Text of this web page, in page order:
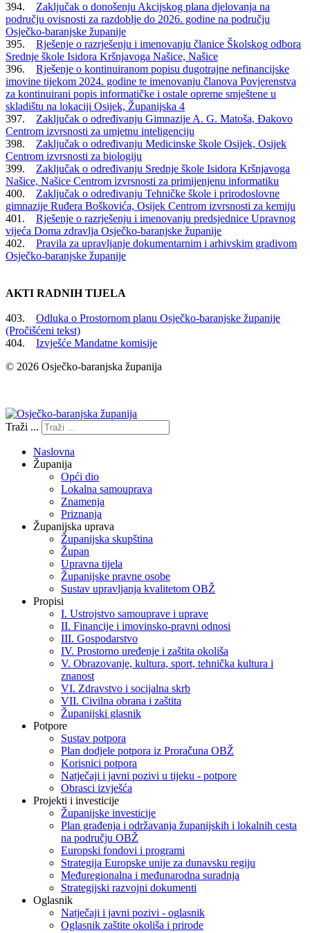
394. Zaključak o donošenju Akcijskog plana djelovanja na
području ovisnosti za razdoblje do 2026. godine na području
Osječko-baranjske županije
395. Rješenje o razrješenju i imenovanju članice Školskog odbora
Srednje škole Isidora Kršnjavoga Našice, Našice
396. Rješenje o kontinuiranom popisu dugotrajne nefinancijske
imovine tijekom 2024. godine te imenovanju članova Povjerenstva
za kontinuirani popis informatičke i ostale opreme smještene u
skladištu na lokaciji Osijek, Županijska 4
397. Zaključak o određivanju Gimnazije A. G. Matoša, Đakovo
Centrom izvrsnosti za umjetnu inteligenciju
398. Zaključak o određivanju Medicinske škole Osijek, Osijek
Centrom izvrsnosti za biologiju
399. Zaključak o određivanju Srednje škole Isidora Kršnjavoga
Našice, Našice Centrom izvrsnosti za primijenjenu informatiku
400. Zaključak o određivanju Tehničke škole i prirodoslovne
gimnazije Ruđera Boškovića, Osijek Centrom izvrsnosti za kemiju
401. Rješenje o razrješenju i imenovanju predsjednice Upravnog
vijeća Doma zdravlja Osječko-baranjske županije
402. Pravila za upravljanje dokumentarnim i arhivskim gradivom
Osječko-baranjske županije
AKTI RADNIH TIJELA
403. Odluka o Prostornom planu Osječko-baranjske županije
(Pročišćeni tekst)
404. Izvješće Mandatne komisije
© 2026 Osječko-baranjska županija
Traži ...
Naslovna
Županija
Opći dio
Lokalna samouprava
Znamenja
Priznanja
Županijska uprava
Županijska skupština
Župan
Upravna tijela
Županijske pravne osobe
Sustav upravljanja kvalitetom OBŽ
Propisi
I. Ustrojstvo samouprave i uprave
II. Financije i imovinsko-pravni odnosi
III. Gospodarstvo
IV. Prostorno uređenje i zaštita okoliša
V. Obrazovanje, kultura, sport, tehnička kultura i
znanost
VI. Zdravstvo i socijalna skrb
VII. Civilna obrana i zaštita
Županijski glasnik
Potpore
Sustav potpora
Plan dodjele potpora iz Proračuna OBŽ
Korisnici potpora
Natječaji i javni pozivi u tijeku - potpore
Obrasci izvješća
Projekti i investicije
Županijske investicije
Plan građenja i održavanja županijskih i lokalnih cesta
na području OBŽ
Europski fondovi i programi
Strategija Europske unije za dunavsku regiju
Međuregionalna i međunarodna suradnja
Strategijski razvojni dokumenti
Oglasnik
Natječaji i javni pozivi - oglasnik
Oglasnik zaštite okoliša i prirode